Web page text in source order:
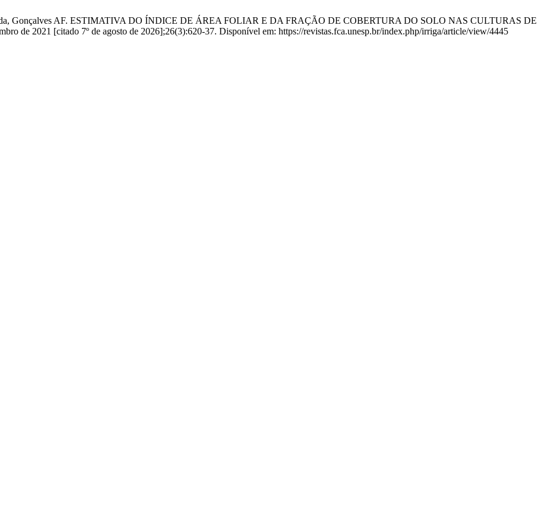
Gonçalves AF. ESTIMATIVA DO ÍNDICE DE ÁREA FOLIAR E DA FRAÇÃO DE COBERTURA DO SOLO NAS CULTURAS DE
de 2021 [citado 7º de agosto de 2026];26(3):620-37. Disponível em: https://revistas.fca.unesp.br/index.php/irriga/article/view/4445